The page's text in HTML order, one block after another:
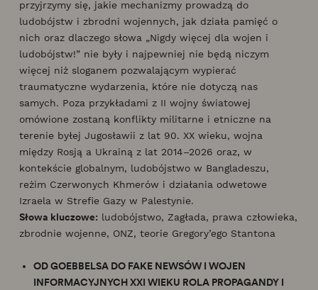
przyjrzymy się, jakie mechanizmy prowadzą do
ludobójstw i zbrodni wojennych, jak działa pamięć o
nich oraz dlaczego słowa „Nigdy więcej dla wojen i
ludobójstw!” nie były i najpewniej nie będą niczym
więcej niż sloganem pozwalającym wypierać
traumatyczne wydarzenia, które nie dotyczą nas
samych. Poza przykładami z II wojny światowej
omówione zostaną konflikty militarne i etniczne na
terenie byłej Jugosławii z lat 90. XX wieku, wojna
między Rosją a Ukrainą z lat 2014–2026 oraz, w
kontekście globalnym, ludobójstwo w Bangladeszu,
reżim Czerwonych Khmerów i działania odwetowe
Izraela w Strefie Gazy w Palestynie.
Słowa kluczowe: ludobójstwo, Zagłada, prawa człowieka,
zbrodnie wojenne, ONZ, teorie Gregory’ego Stantona
OD GOEBBELSA DO FAKE NEWSÓW I WOJEN
INFORMACYJNYCH XXI WIEKU ROLA PROPAGANDY I